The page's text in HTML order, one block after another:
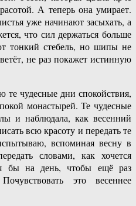
А теперь она умирает.
уже начинают засыхать, а
что сил держаться больше
тонкий стебель, но шипы не
не раз покажет истинную
те чудесные дни спокойствия,
монастырей. Те чудесные
и наблюдала, как весенний
всю красоту и передать те
вспоминая весну в
словами, как хочется
бы на день, чтобы ещё раз
это весеннее